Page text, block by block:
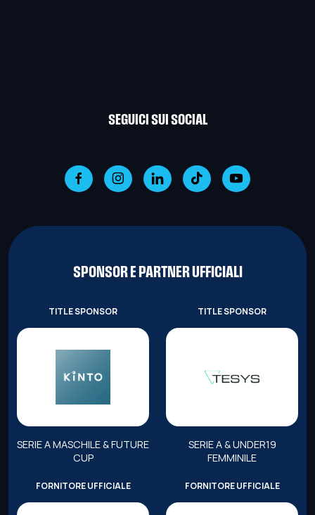
SEGUICI SUI SOCIAL
SPONSOR E PARTNER UFFICIALI
TITLE SPONSOR
SERIE A MASCHILE & FUTURE
CUP
TITLE SPONSOR
SERIE A & UNDER19
FEMMINILE
FORNITORE UFFICIALE FORNITORE UFFICIALE